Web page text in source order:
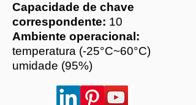
Capacidade de chave
correspondente: 10
Ambiente operacional:
temperatura (-25°C~60°C)
umidade (95%)